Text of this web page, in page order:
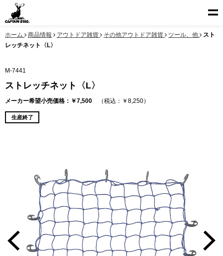
ホーム 商品情報 アウトドア雑貨 その他アウトドア雑貨 ツール、他
スト
レッチネット〈L〉
M-7441
ストレッチネット〈L〉
メーカー希望小売価格：￥7,500 （税込：￥8,250）
生産終了